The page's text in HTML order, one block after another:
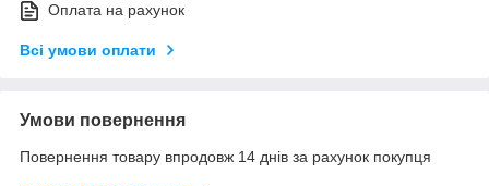
Оплата на рахунок
Всі умови оплати
Умови повернення
Повернення товару впродовж 14 днів за рахунок покупця